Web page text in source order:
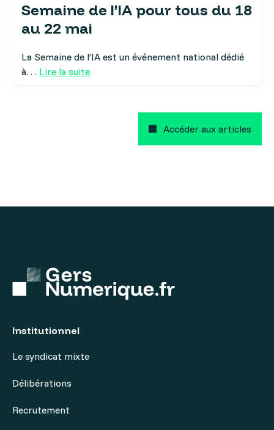
Semaine de l’IA pour tous du 18
au 22 mai
La Semaine de l’IA est un événement national dédié
à… Lire la suite
Accéder aux articles
Institutionnel
Le syndicat mixte
Délibérations
Recrutement